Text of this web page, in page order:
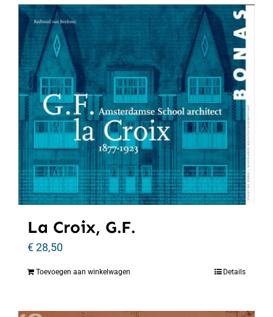
La Croix, G.F.
€28,50
Toevoegen aan winkelwagen Details